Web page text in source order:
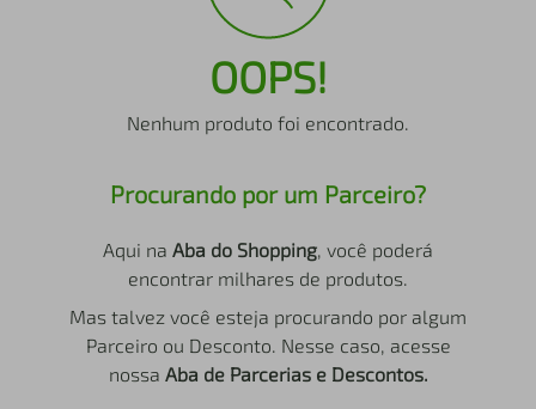
OOPS!
Nenhum produto foi encontrado.
Procurando por um Parceiro?
Aqui na Aba do Shopping, você poderá
encontrar milhares de produtos.
Mas talvez você esteja procurando por algum
Parceiro ou Desconto. Nesse caso, acesse
nossa Aba de Parcerias e Descontos.